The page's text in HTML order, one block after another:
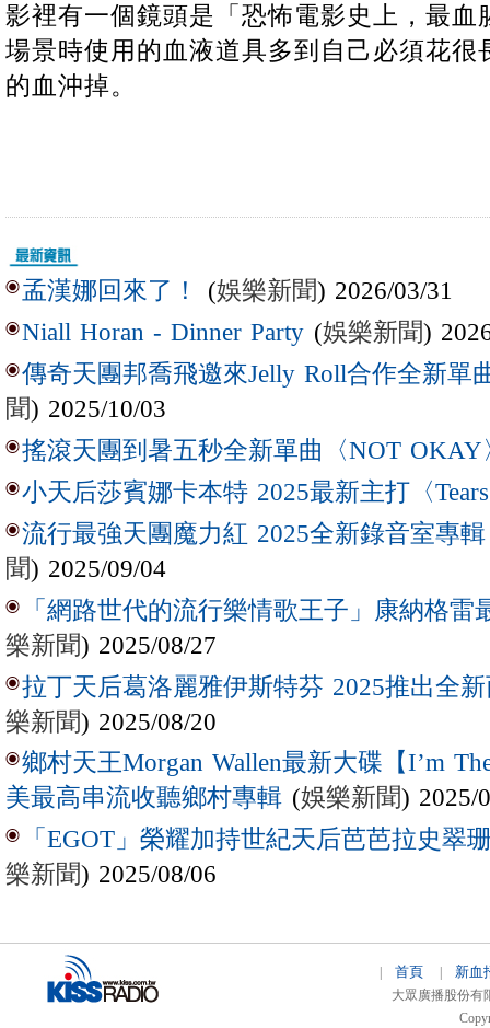
影裡有一個鏡頭是「恐怖電影史上，最血
場景時使用的血液道具多到自己必須花很
的血沖掉。
孟漢娜回來了！ (娛樂新聞) 2026/03/31
Niall Horan - Dinner Party (娛樂新聞)
傳奇天團邦喬飛邀來Jelly Roll合作全新單
聞) 2025/10/03
搖滾天團到暑五秒全新單曲〈NOT OKAY
小天后莎賓娜卡本特 2025最新主打〈
流行最強天團魔力紅 2025全新錄音室專
聞) 2025/09/04
「網路世代的流行樂情歌王子」康納格雷
樂新聞) 2025/08/27
拉丁天后葛洛麗雅伊斯特芬 2025推出全新
樂新聞) 2025/08/20
鄉村天王Morgan Wallen最新大碟【I’m
美最高串流收聽鄉村專輯 (娛樂新聞) 2025/
「EGOT」榮耀加持世紀天后芭芭拉史翠
樂新聞) 2025/08/06
首頁 新血
大眾廣播股份有